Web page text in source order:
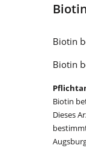
Biotin
Biotin
Biotin
Dieses